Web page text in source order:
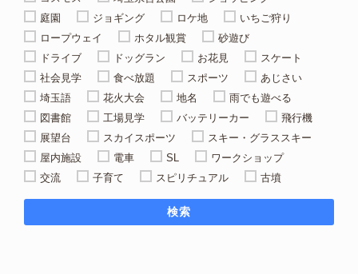
庭園
ジョギング ロケ地
いちご狩り
ロープウェイ
ホタル観賞
砂遊び
ドライブ
ドッグラン お花見
スケート
社会見学
食べ放題 スポーツ
あじさい
埼玉語
花火大会 地名
雨でも遊べる
図書館
工場見学 バッテリーカー
飛行機
展望台
スカイスポーツ
スキー・グラススキー
屋内施設
電車 SL
ワークショップ
交流
子育て スピリチュアル 古墳
検索